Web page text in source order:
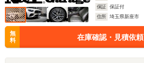
保証
保証付
住所
埼玉県新座市
無
料
在庫確認・見積依頼